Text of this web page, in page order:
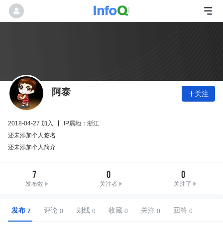
阿泰 关注
2018-04-27 加入
IP属地：浙江
还未添加个人签名
还未添加个人简介
7
发布数
0
关注者
0
关注了
发布 评论 划线 收藏 关注 回答